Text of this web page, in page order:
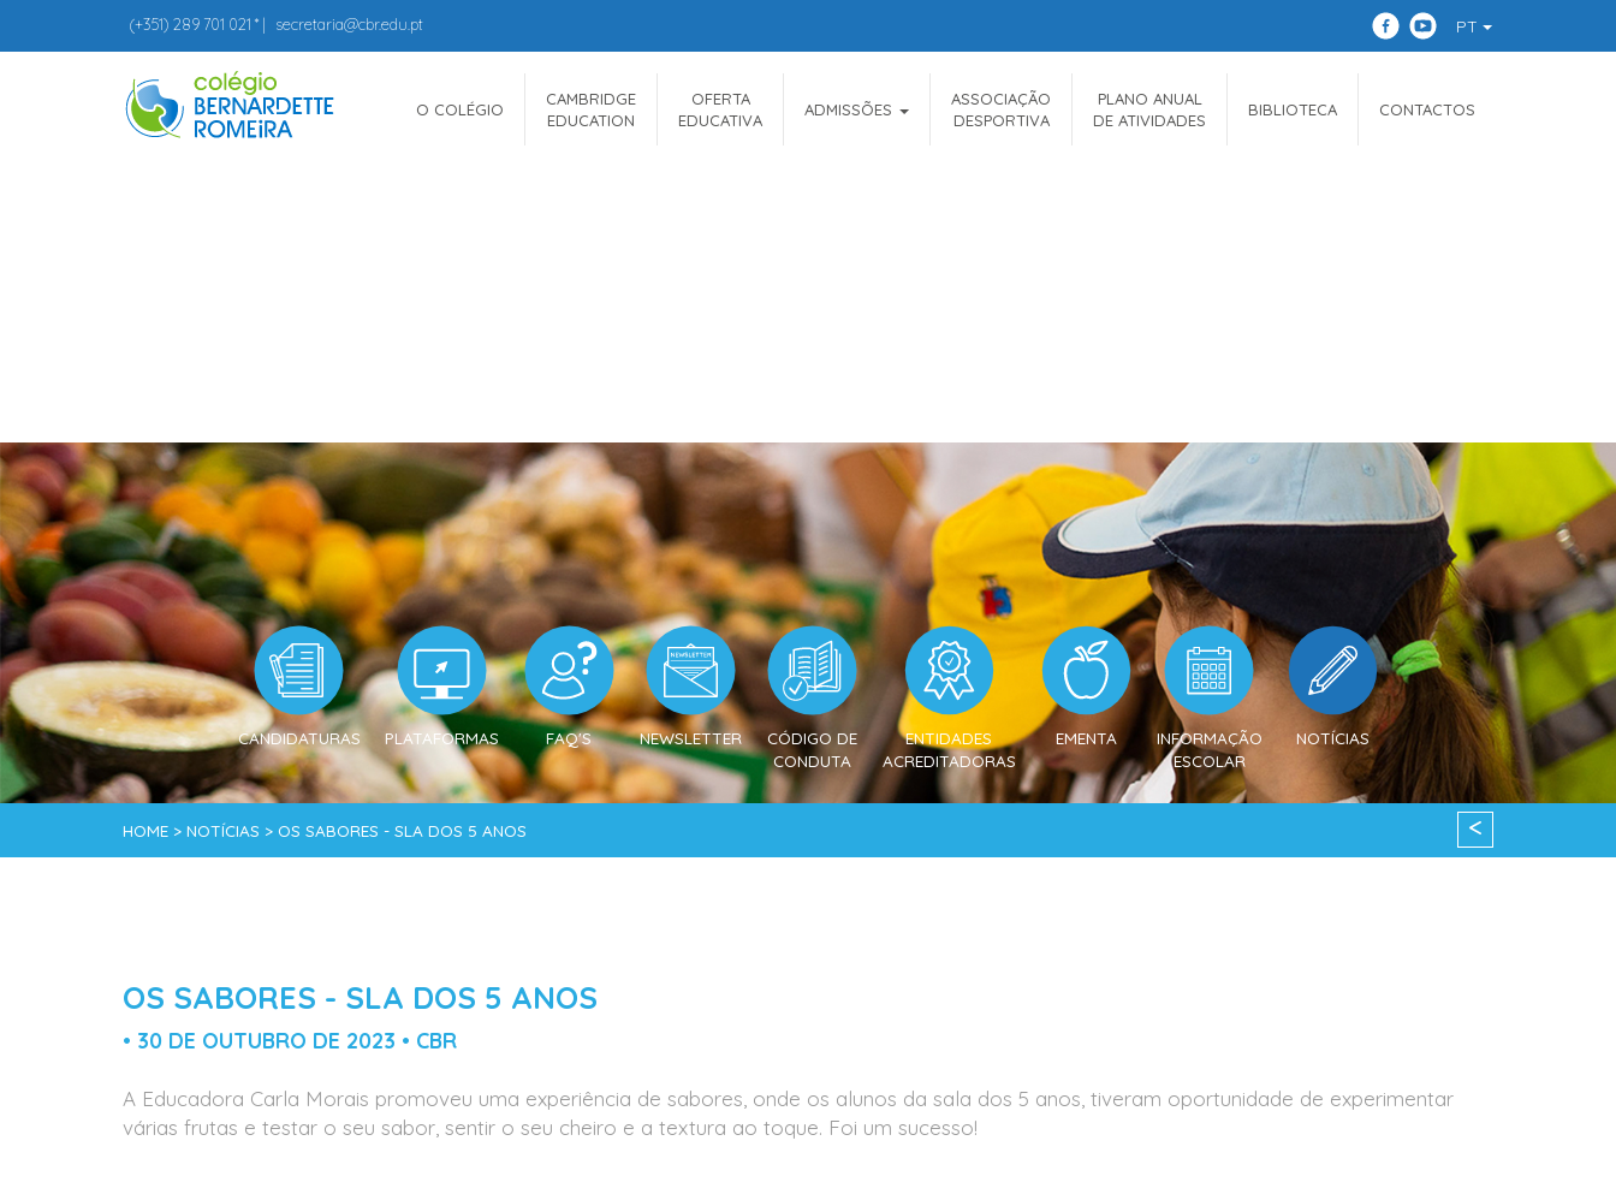
(+351) 289 701 021 * | secretaria@cbr.edu.pt PT
O COLÉGIO
CAMBRIDGE
EDUCATION
OFERTA
EDUCATIVA
ADMISSÕES
ASSOCIAÇÃO
DESPORTIVA
PLANO ANUAL
DE ATIVIDADES
BIBLIOTECA CONTACTOS
CANDIDATURAS PLATAFORMAS FAQ'S NEWSLETTER
CÓDIGO DE
CONDUTA
ENTIDADES
ACREDITADORAS
EMENTA
INFORMAÇÃO
ESCOLAR
NOTÍCIAS
HOME > NOTÍCIAS > OS SABORES - SLA DOS 5 ANOS <
OS SABORES - SLA DOS 5 ANOS
• 30 DE OUTUBRO DE 2023 • CBR
A Educadora Carla Morais promoveu uma experiência de sabores, onde os alunos da sala dos 5 anos, tiveram oportunidade de experimentar
várias frutas e testar o seu sabor, sentir o seu cheiro e a textura ao toque. Foi um sucesso!